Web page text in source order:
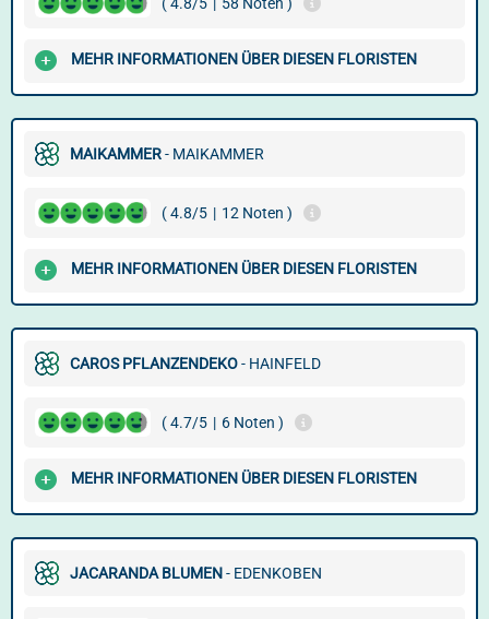
MEHR INFORMATIONEN ÜBER DIESEN FLORISTEN
MAIKAMMER- MAIKAMMER
( 4.8/5 | 12 Noten )
MEHR INFORMATIONEN ÜBER DIESEN FLORISTEN
CAROS PFLANZENDEKO- HAINFELD
( 4.7/5 | 6 Noten )
MEHR INFORMATIONEN ÜBER DIESEN FLORISTEN
JACARANDA BLUMEN- EDENKOBEN